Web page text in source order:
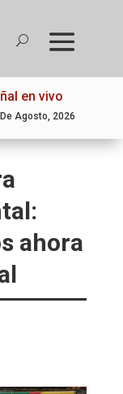
en vivo
Agosto, 2026
ahora